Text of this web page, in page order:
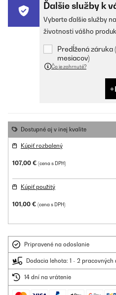
Ďalšie služby k
Vyberte ďalšie služby
životnosti vášho
Predĺžená záruka
mesiacov)
Čo je zahrnuté?
Dostupné aj v inej kvalite
Kúpiť rozbalený
107,00 € (cena s DPH)
Kúpiť použitý
101,00 € (cena s DPH)
Pripravené na odoslanie
Dodacia lehota: 1 - 2 pracovných
14 dní na vrátenie